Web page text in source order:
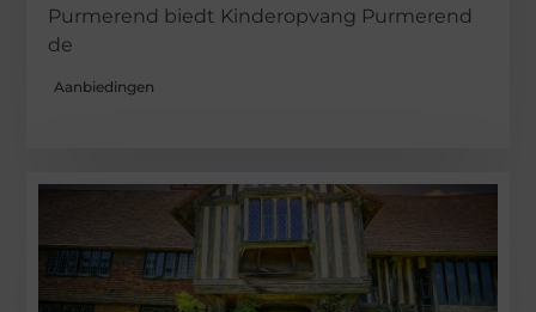
Purmerend biedt Kinderopvang Purmerend
de
Aanbiedingen